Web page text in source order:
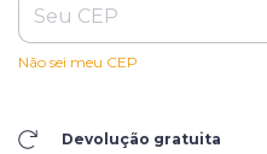
Não sei meu CEP
Devolução gratuita